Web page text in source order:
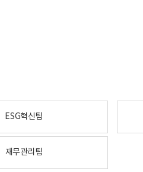
ESG혁신팀
재무관리팀